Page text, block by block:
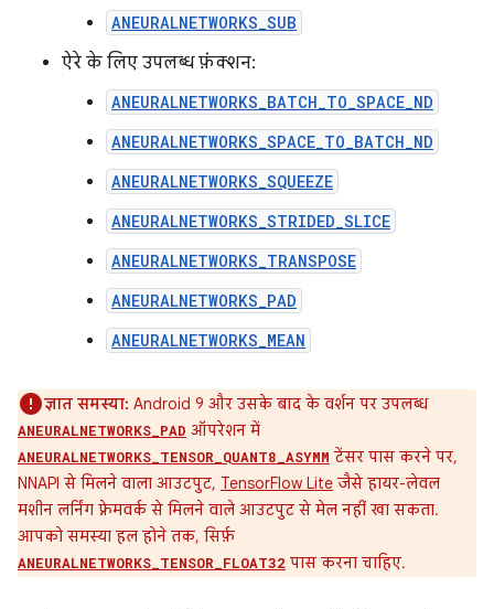
ANEURALNETWORKS_SUB
ऐरे के लिए उपलब्ध फ़ंक्शन:
ANEURALNETWORKS_BATCH_TO_SPACE_ND
ANEURALNETWORKS_SPACE_TO_BATCH_ND
ANEURALNETWORKS_SQUEEZE
ANEURALNETWORKS_STRIDED_SLICE
ANEURALNETWORKS_TRANSPOSE
ANEURALNETWORKS_PAD
ANEURALNETWORKS_MEAN
ज्ञात समस्या: Android 9 और उसके बाद के वर्शन पर उपलब्ध
ANEURALNETWORKS_PAD ऑपरेशन में
ANEURALNETWORKS_TENSOR_QUANT8_ASYMM टेंसर पास करने पर,
NNAPI से मिलने वाला आउटपुट, TensorFlow Lite जैसे हायर-लेवल
मशीन लर्निंग फ़्रेमवर्क से मिलने वाले आउटपुट से मेल नहीं खा सकता.
आपको समस्या हल होने तक, सिर्फ़
ANEURALNETWORKS_TENSOR_FLOAT32 पास करना चाहिए.